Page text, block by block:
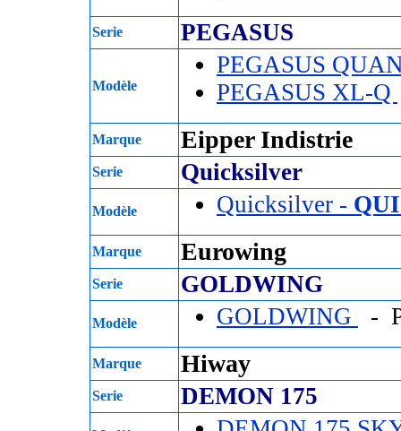
Serie PEGASUS
Modèle
PEGASUS
PEGASUS XL-Q
Marque Eipper Indistrie
Serie Quicksilver
Modèle Quicksilver -
Marque Eurowing
Serie GOLDWING
Modèle GOLDWING -
Marque Hiway
Serie DEMON 175